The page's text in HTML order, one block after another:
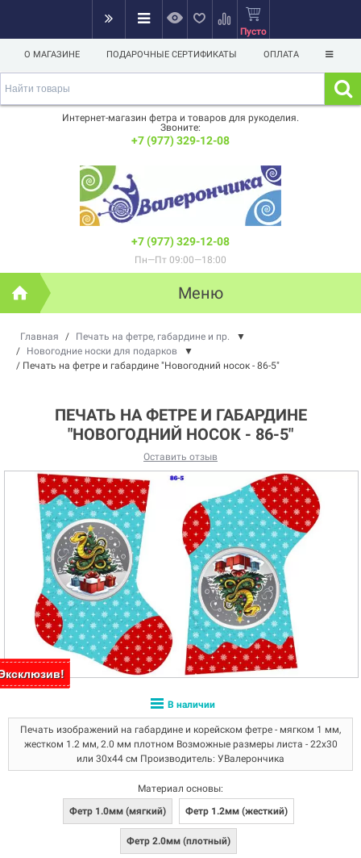
Пусто
О МАГАЗИНЕ ПОДАРОЧНЫЕ СЕРТИФИКАТЫ ОПЛАТА
Интернет-магазин фетра и товаров для рукоделия.
Звоните:
+7 (977) 329-12-08
+7 (977) 329-12-08
Пн—Пт 09:00—18:00
Меню
Главная / Печать на фетре, габардине и пр.
▼
/
Новогодние носки для подарков
▼
/ Печать на фетре и габардине "Новогодний носок - 86-5"
ПЕЧАТЬ НА ФЕТРЕ И ГАБАРДИНЕ
"НОВОГОДНИЙ НОСОК - 86-5"
Оставить отзыв
В наличии
Печать изображений на габардине и корейском фетре - мягком 1 мм,
жестком 1.2 мм, 2.0 мм плотном Возможные размеры листа - 22х30
или 30х44 см Производитель: УВалерончика
Материал основы:
Фетр 1.0мм (мягкий)
Фетр 1.2мм (жесткий)
Фетр 2.0мм (плотный)